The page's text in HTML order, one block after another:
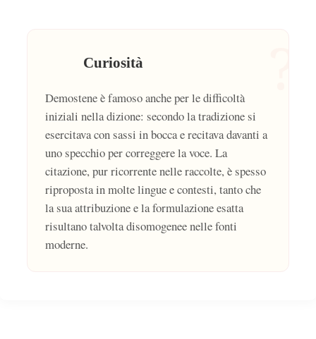
Curiosità
Demostene è famoso anche per le difficoltà
iniziali nella dizione: secondo la tradizione si
esercitava con sassi in bocca e recitava davanti a
uno specchio per correggere la voce. La
citazione, pur ricorrente nelle raccolte, è spesso
riproposta in molte lingue e contesti, tanto che
la sua attribuzione e la formulazione esatta
risultano talvolta disomogenee nelle fonti
moderne.